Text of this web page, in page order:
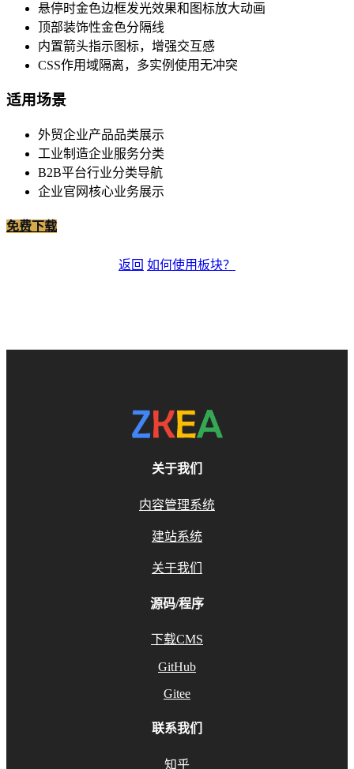
悬停时金色边框发光效果和图标放大动画
顶部装饰性金色分隔线
内置箭头指示图标，增强交互感
CSS作用域隔离，多实例使用无冲突
适用场景
外贸企业产品品类展示
工业制造企业服务分类
B2B平台行业分类导航
企业官网核心业务展示
免费下载
返回 如何使用板块？
关于我们
内容管理系统
建站系统
关于我们
源码/程序
下载CMS
GitHub
Gitee
联系我们
知乎